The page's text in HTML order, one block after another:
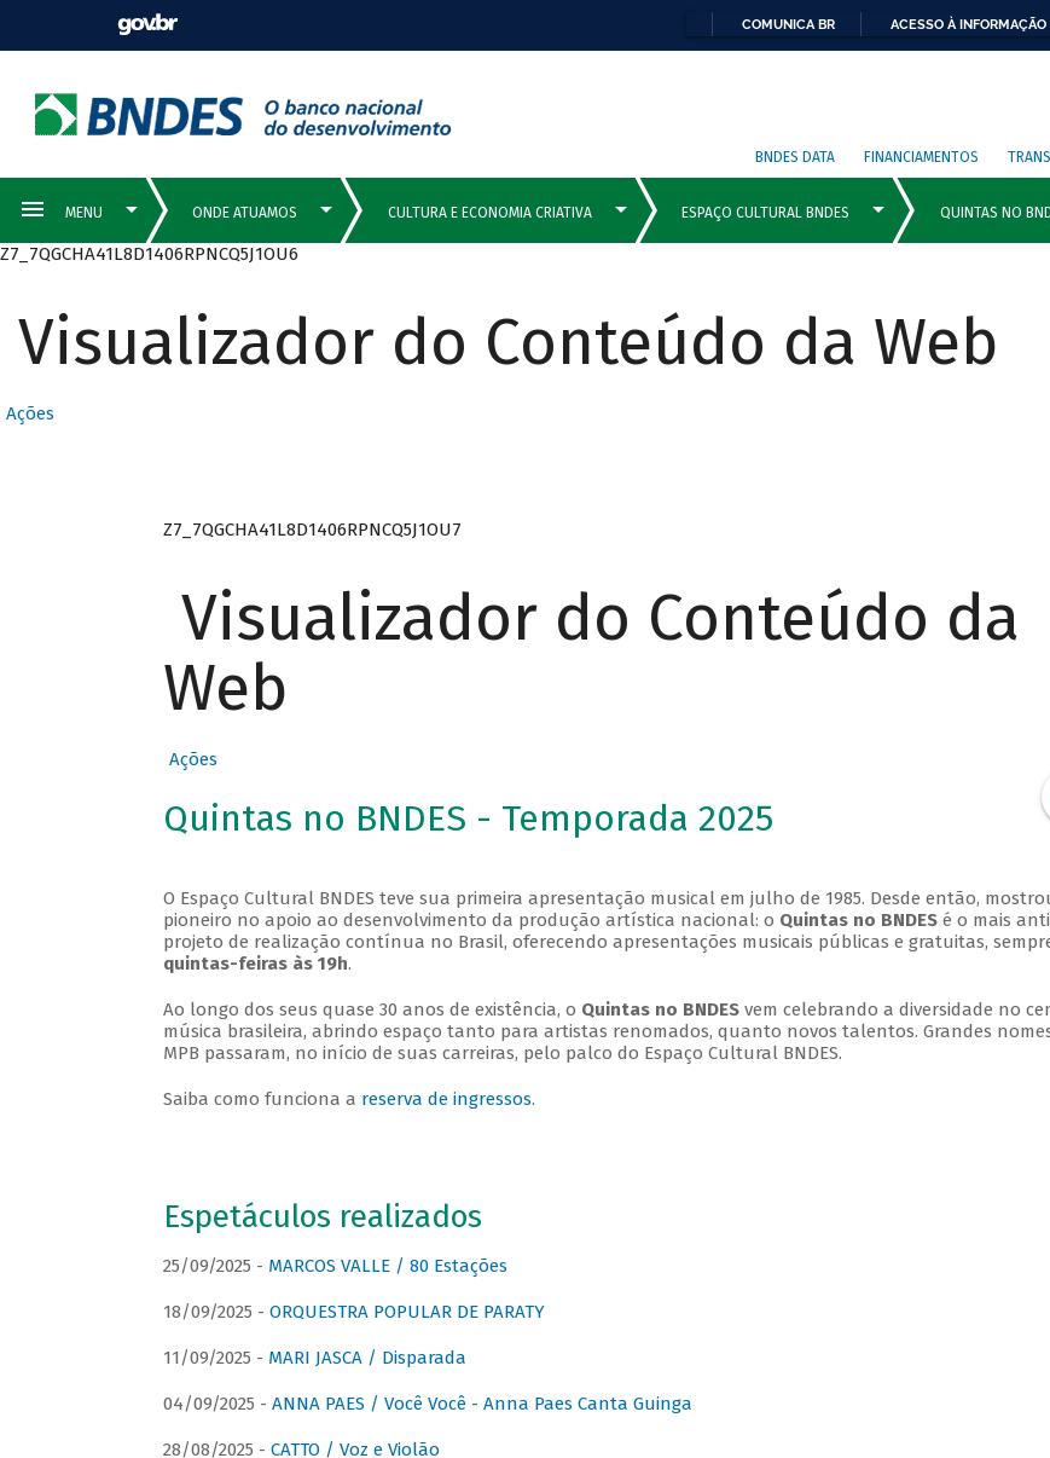
COMUNICA BR ACESSO À INFORMAÇÃO
BNDES DATA FINANCIAMENTOS
Z7_7QGCHA41L8D1406RPNCQ5J1OU6
Visualizador do Conteúdo da Web
Ações
Z7_7QGCHA41L8D1406RPNCQ5J1OU7
Visualizador do Conteúdo da
Web
Ações
Quintas no BNDES - Temporada 2025
O Espaço Cultural BNDES teve sua primeira apresentação musical em julho de 1985. Desde então,
pioneiro no apoio ao desenvolvimento da produção artística nacional: o Quintas no BNDESé o mais
projeto de realização contínua no Brasil, oferecendo apresentações musicais públicas e gratuitas,
quintas-feiras às 19h.
Ao longo dos seus quase 30 anos de existência, o Quintas no BNDESvem celebrando a diversidade no
música brasileira, abrindo espaço tanto para artistas renomados, quanto novos talentos. Grandes
MPB passaram, no início de suas carreiras, pelo palco do Espaço Cultural BNDES.
Saiba como funciona a reserva de ingressos.
Espetáculos realizados
25/09/2025 - MARCOS VALLE / 80 Estações
18/09/2025 - ORQUESTRA POPULAR DE PARATY
11/09/2025 - MARI JASCA / Disparada
04/09/2025 - ANNA PAES / Você Você - Anna Paes Canta Guinga
28/08/2025 - CATTO / Voz e Violão